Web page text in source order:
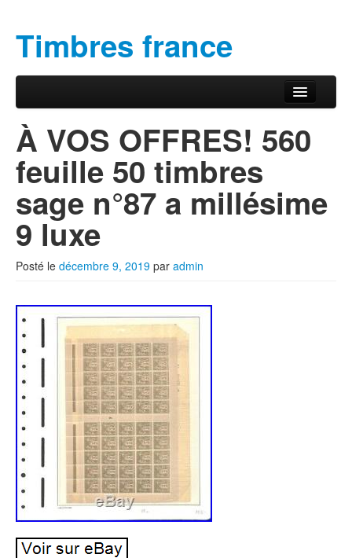
Timbres france
Menu principal
À VOS OFFRES! 560
feuille 50 timbres
sage n°87 a millésime
9 luxe
Posté le décembre 9, 2019 par admin